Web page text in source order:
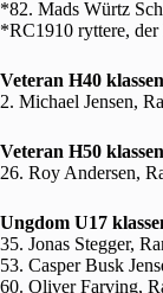
*82. Mads Würtz
*RC1910 ryttere, der
Veteran H40
2. Michael Jensen,
Veteran H50
26. Roy Andersen,
Ungdom U17
35. Jonas Stegger,
53. Casper Busk
60. Oliver Farving,